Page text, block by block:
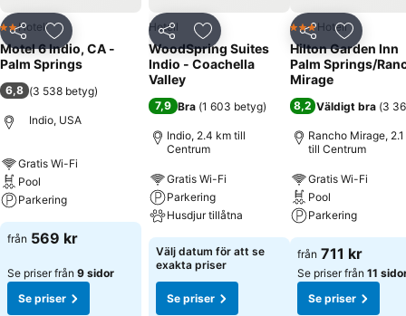
Dela Lägg till i Mina Favoriter
2 Stjärnor
Hotell
Motel 6 Indio, CA -
Palm Springs
6,8 (3 538 betyg)
Indio, USA
Gratis Wi-Fi
Pool
Parkering
från 569 kr
Se priser från 9 sidor
Se priser
Dela Lägg till i Mina Favoriter
Hotell
WoodSpring Suites
Indio - Coachella
Valley
7,9 Bra (1 603 betyg)
Indio, 2.4 km till
Centrum
Gratis Wi-Fi
Parkering
Husdjur tillåtna
Välj datum för att se
exakta priser
Se priser
Dela Lägg till
3 Stjärnor
Hotell
Hilton Garden Inn
Palm Springs/
Mirage
8,2 Väldigt bra (3
Rancho Mirage,
till Centrum
Gratis Wi-Fi
Pool
Parkering
från 711 kr
Se priser från 11
Se priser